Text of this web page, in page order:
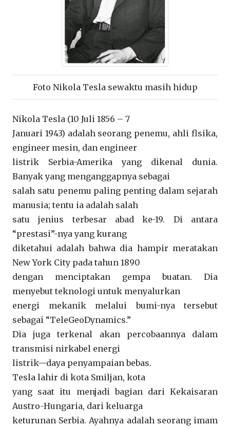
Foto Nikola Tesla sewaktu masih hidup
Nikola Tesla (10 Juli 1856 – 7
Januari 1943) adalah seorang penemu, ahli flsika,
engineer mesin, dan engineer
listrik Serbia-Amerika yang dikenal dunia.
Banyak yang menganggapnya sebagai
salah satu penemu paling penting dalam sejarah
manusia; tentu ia adalah salah
satu jenius terbesar abad ke-19. Di antara
“prestasi”-nya yang kurang
diketahui adalah bahwa dia hampir meratakan
New York City pada tahun 1890
dengan menciptakan gempa buatan. Dia
menyebut teknologi untuk menyalurkan
energi mekanik melalui bumi-nya tersebut
sebagai “TeleGeoDynamics.”
Dia juga terkenal akan percobaannya dalam
transmisi nirkabel energi
listrik—daya penyampaian bebas.
Tesla lahir di kota Smiljan, kota
yang saat itu menjadi bagian dari Kekaisaran
Austro-Hungaria, dari keluarga
keturunan Serbia. Ayahnya adalah seorang imam